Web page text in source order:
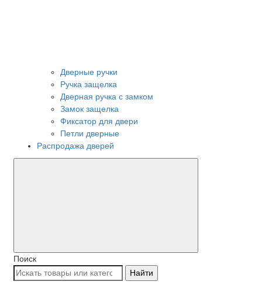
Дверные ручки
Ручка защелка
Дверная ручка с замком
Замок защелка
Фиксатор для двери
Петли дверные
Распродажа дверей
Поиск
Найти